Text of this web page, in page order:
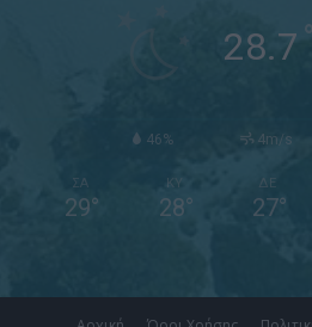
28.7 °
46% 4m/s
ΣΑ
29°
ΚΥ
28°
ΔΕ
27°